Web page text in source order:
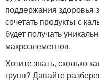
поддержания здоровья
сочетать продукты с
будет получать
макроэлементов.
Хотите знать, сколько
групп? Давайте